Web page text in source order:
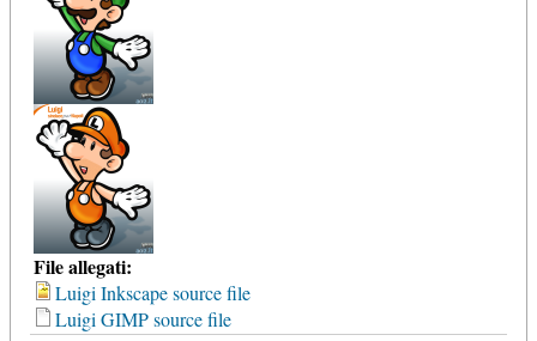
File allegati:
Luigi Inkscape source file
Luigi GIMP source file